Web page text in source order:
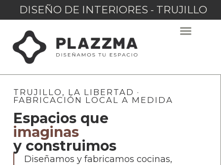
DISEÑO DE INTERIORES - TRUJILLO
TRUJILLO, LA LIBERTAD ·
FABRICACIÓN LOCAL A MEDIDA
Espacios que
imaginas
y construimos
Diseñamos y fabricamos cocinas,